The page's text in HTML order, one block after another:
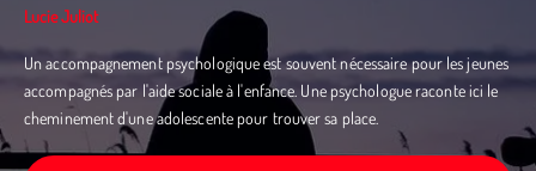
Lucie Juliot
Un accompagnement psychologique est souvent nécessaire pour les jeunes
accompagnés par l'aide sociale à l'enfance. Une psychologue raconte ici le
cheminement d'une adolescente pour trouver sa place.